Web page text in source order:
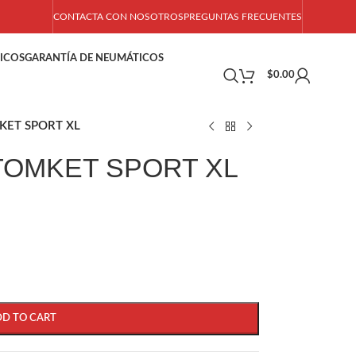
CONTACTA CON NOSOTROSPREGUNTAS FRECUENTES
GARANTÍA DE NEUMÁTICOS
$0.00
SPORT XL
SPORT XL
TO CART